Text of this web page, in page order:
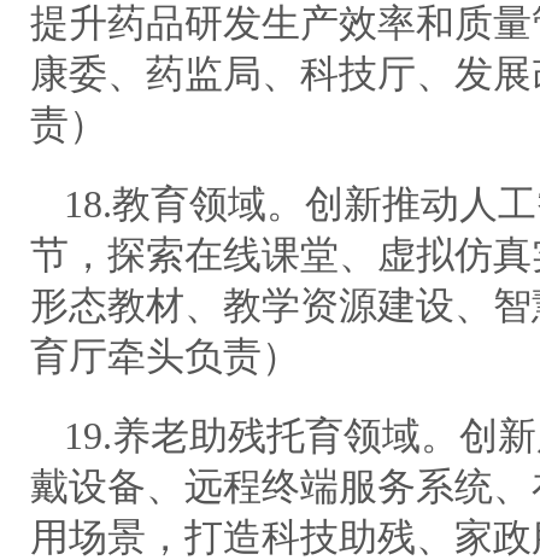
提升药品研发生产效率和质
康委、药监局、科技厅、发
责）
18.教育领域。创新推动人
节，探索在线课堂、虚拟仿
形态教材、教学资源建设、
育厅牵头负责）
19.养老助残托育领域。创
戴设备、远程终端服务系统
用场景，打造科技助残、家